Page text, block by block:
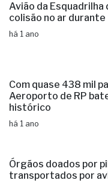
Avião da Esquadrilha
colisão no ar
há 1 ano
Com quase 438 mil
Aeroporto de RP
histórico
há 1 ano
Órgãos doados por
transportados por